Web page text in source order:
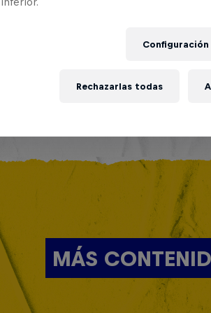
MÁS
Rechazarlas todas